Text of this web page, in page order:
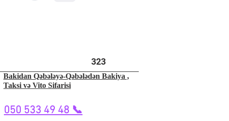
323
Bakidan Qəbələyə-Qəbələdən Bakiya ,
Taksi və Vito Sifarisi
050 533 49 48 📞